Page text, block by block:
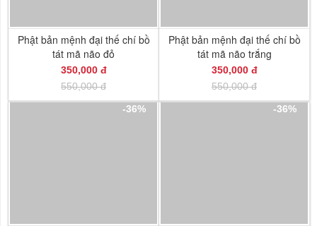
Phật bản mệnh đại thế chí bồ
tát mã não đỏ
350,000 đ
550,000 đ
Phật bản mệnh đại thế chí bồ
tát mã não trắng
350,000 đ
550,000 đ
-36%
-36%